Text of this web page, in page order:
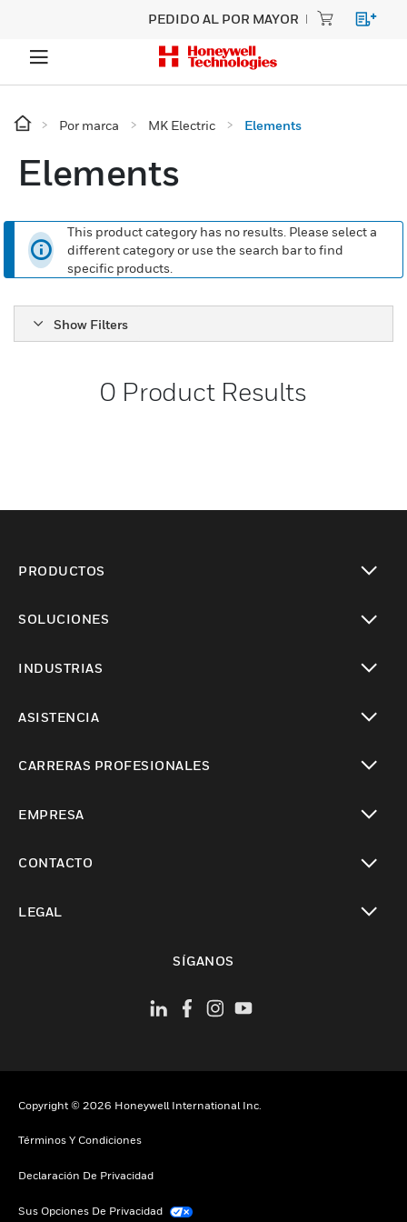
PEDIDO AL POR MAYOR
Por marca MK Electric Elements
Elements
This product category has no results. Please select a
different category or use the search bar to find
specific products.
Show Filters
0 Product Results
PRODUCTOS
SOLUCIONES
INDUSTRIAS
ASISTENCIA
CARRERAS PROFESIONALES
EMPRESA
CONTACTO
LEGAL
SÍGANOS
Copyright © 2026 Honeywell International Inc.
Términos Y Condiciones
Declaración De Privacidad
Sus Opciones De Privacidad